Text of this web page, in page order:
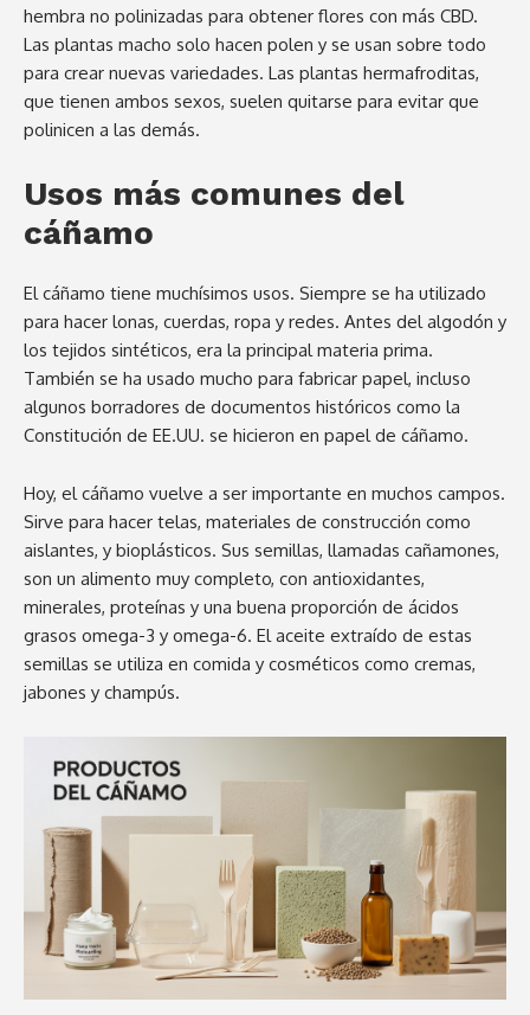
hembra no polinizadas para obtener flores con más CBD.
Las plantas macho solo hacen polen y se usan sobre todo
para crear nuevas variedades. Las plantas hermafroditas,
que tienen ambos sexos, suelen quitarse para evitar que
polinicen a las demás.
Usos más comunes del
cáñamo
El cáñamo tiene muchísimos usos. Siempre se ha utilizado
para hacer lonas, cuerdas, ropa y redes. Antes del algodón y
los tejidos sintéticos, era la principal materia prima.
También se ha usado mucho para fabricar papel, incluso
algunos borradores de documentos históricos como la
Constitución de EE.UU. se hicieron en papel de cáñamo.
Hoy, el cáñamo vuelve a ser importante en muchos campos.
Sirve para hacer telas, materiales de construcción como
aislantes, y bioplásticos. Sus semillas, llamadas cañamones,
son un alimento muy completo, con antioxidantes,
minerales, proteínas y una buena proporción de ácidos
grasos omega-3 y omega-6. El aceite extraído de estas
semillas se utiliza en comida y cosméticos como cremas,
jabones y champús.